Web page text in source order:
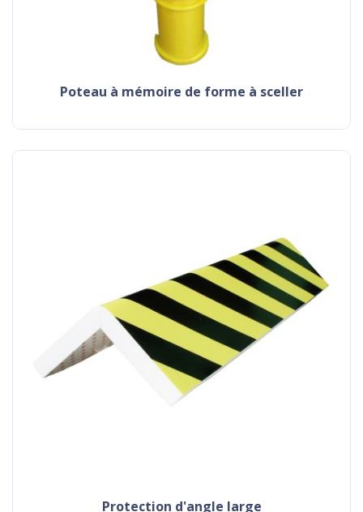
poteau à mémoire de forme à sceller
protection d'angle large